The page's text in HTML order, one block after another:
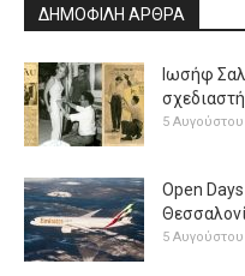
ΔΗΜΟΦΙΛΗ ΑΡΘΡΑ
Ιωσήφ
5
Open
5